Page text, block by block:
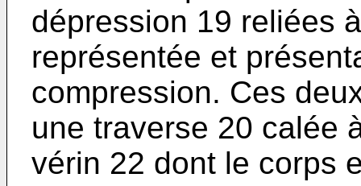
dépression 19 reliées
représentée et
compression. Ces
une traverse 20 calée
vérin 22 dont le corps